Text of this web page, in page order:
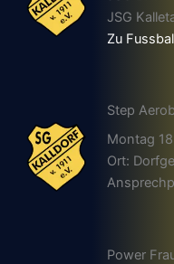
JSG
Zu
Step
Montag
Ort:
Power